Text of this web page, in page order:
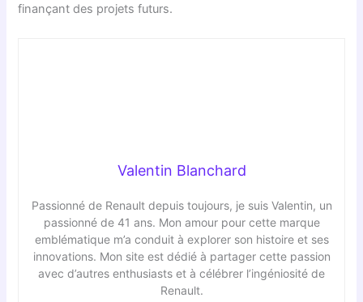
finançant des projets futurs.
Valentin Blanchard
Passionné de Renault depuis toujours, je suis Valentin, un
passionné de 41 ans. Mon amour pour cette marque
emblématique m’a conduit à explorer son histoire et ses
innovations. Mon site est dédié à partager cette passion
avec d’autres enthusiasts et à célébrer l’ingéniosité de
Renault.